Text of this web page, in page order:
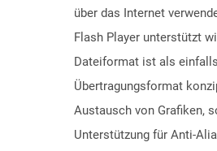
über das Internet
Flash Player unterstützt
Dateiformat ist als
Übertragungsformat
Austausch von Grafiken,
Unterstützung für Anti-